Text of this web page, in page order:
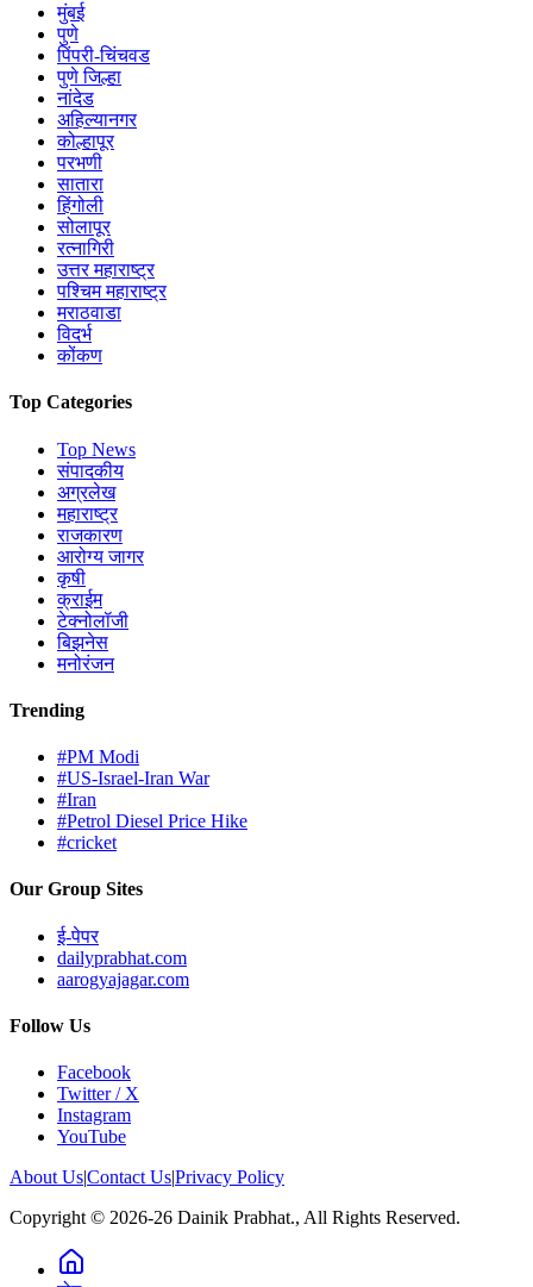
मुंबई
पुणे
पिंपरी-चिंचवड
पुणे जिल्हा
नांदेड
अहिल्यानगर
कोल्हापूर
परभणी
सातारा
हिंगोली
सोलापूर
रत्नागिरी
उत्तर महाराष्ट्र
पश्चिम महाराष्ट्र
मराठवाडा
विदर्भ
कोंकण
Top Categories
Top News
संपादकीय
अग्रलेख
महाराष्ट्र
राजकारण
आरोग्य जागर
कृषी
क्राईम
टेक्नोलॉजी
बिझनेस
मनोरंजन
Trending
#PM Modi
#US-Israel-Iran War
#Iran
#Petrol Diesel Price Hike
#cricket
Our Group Sites
ई-पेपर
dailyprabhat.com
aarogyajagar.com
Follow Us
Facebook
Twitter / X
Instagram
YouTube
About Us|Contact Us|Privacy Policy
Copyright © 2026-26 Dainik Prabhat., All Rights Reserved.